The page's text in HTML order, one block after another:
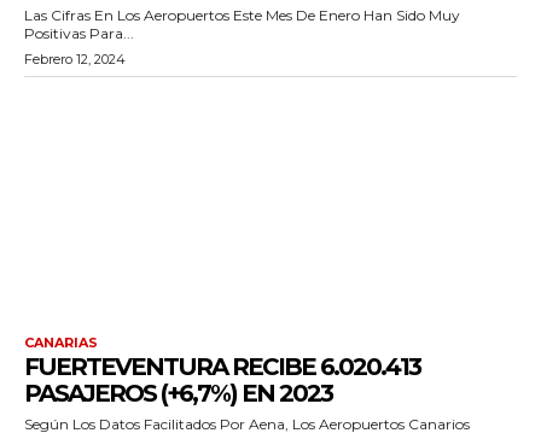
Las Cifras En Los Aeropuertos Este Mes De Enero Han Sido Muy
Positivas Para...
Febrero 12, 2024
CANARIAS
FUERTEVENTURA RECIBE 6.020.413
PASAJEROS (+6,7%) EN 2023
Según Los Datos Facilitados Por Aena, Los Aeropuertos Canarios